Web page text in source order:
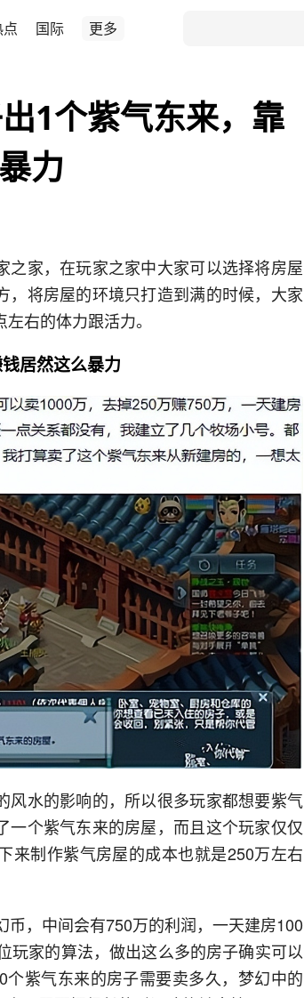
国际 更多
1个紫气东来，靠
力
家，在玩家之家中大家可以选择将房屋
将房屋的环境只打造到满的时候，大家
右的体力跟活力。
居然这么暴力
水的影响的，所以很多玩家都想要紫气
个紫气东来的房屋，而且这个玩家仅仅
来制作紫气房屋的成本也就是250万左右
，中间会有750万的利润，一天建房100
玩家的算法，做出这么多的房子确实可以
紫气东来的房子需要卖多久，梦幻中的